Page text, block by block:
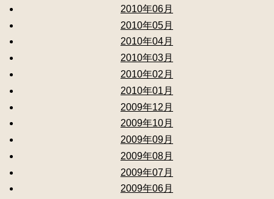
2010年06月
2010年05月
2010年04月
2010年03月
2010年02月
2010年01月
2009年12月
2009年10月
2009年09月
2009年08月
2009年07月
2009年06月